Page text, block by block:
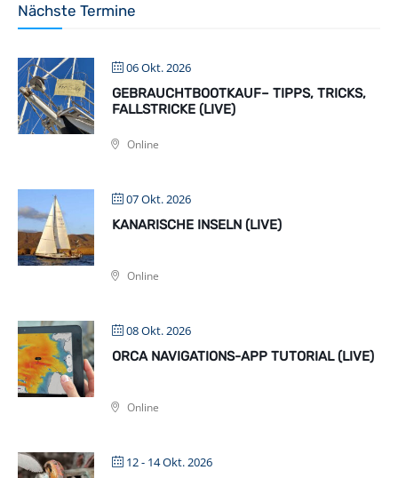
Nächste Termine
06 Okt. 2026
GEBRAUCHTBOOTKAUF– TIPPS, TRICKS,
FALLSTRICKE (LIVE)
Online
07 Okt. 2026
KANARISCHE INSELN (LIVE)
Online
08 Okt. 2026
ORCA NAVIGATIONS-APP TUTORIAL (LIVE)
Online
12 - 14 Okt. 2026